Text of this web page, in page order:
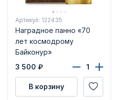
Артикул: 122435
Наградное панно «70
лет космодрому
Байконур»
3 500 ₽
В корзину